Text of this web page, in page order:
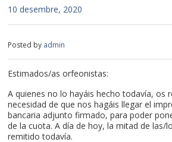
10 desembre, 2020
Posted by admin
Estimados/as orfeonistas:
A quienes no lo hayáis hecho todavía, os
necesidad de que nos hagáis llegar el
bancaria adjunto firmado, para poder
de la cuota. A día de hoy, la mitad de las/
remitido todavía.